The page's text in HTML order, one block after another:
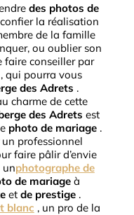
des photos de
la réalisation
de la famille
ou oublier son
faire conseiller par
, qui pourra vous
des Adrets .
charme de cette
des Adrets est
photo de mariage.
professionnel
faire pâlir d’envie
unphotographe de
de mariageà
etde prestige.
blanc , un pro de la